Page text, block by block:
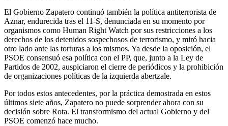
El Gobierno Zapatero continuó también la política antiterrorista de
Aznar, endurecida tras el 11-S, denunciada en su momento por
organismos como Human Right Watch por sus restricciones a los
derechos de los detenidos sospechosos de terrorismo, y miró hacia
otro lado ante las torturas a los mismos. Ya desde la oposición, el
PSOE consensuó esa política con el PP, que, junto a la Ley de
Partidos de 2002, auspiciaron el cierre de periódicos y la prohibición
de organizaciones políticas de la izquierda abertzale.
Por todos estos antecedentes, por la práctica demostrada en estos
últimos siete años, Zapatero no puede sorprender ahora con su
decisión sobre Rota. El transformismo del actual Gobierno y del
PSOE comenzó hace mucho.